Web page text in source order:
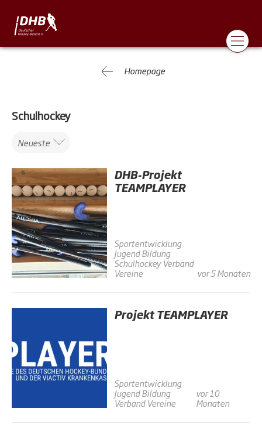
Homepage
Schulhockey
Neueste
DHB-Projekt
TEAMPLAYER
Sportentwicklung
JugendBildung
Schulhockey Verband
Vereine
vor 5 Monaten
Projekt TEAMPLAYER
Sportentwicklung
JugendBildung
Verband Vereine
vor 10
Monaten